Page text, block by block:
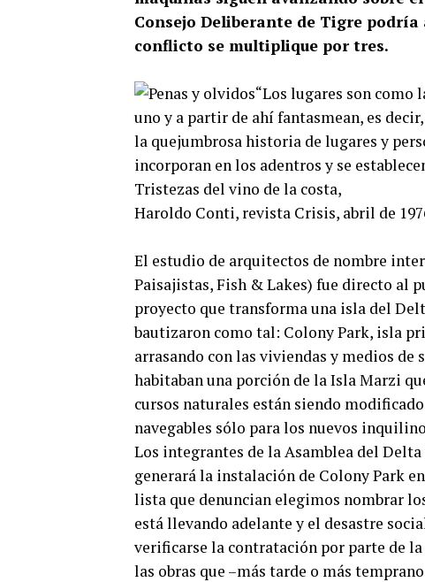
Consejo Deliberante de Tigre
conflicto se multiplique por tres.
“Los lugares son como
uno y a partir de ahí fantasmean, es
la quejumbrosa historia de lugares y
incorporan en los adentros y se
Tristezas del vino de la costa,
Haroldo Conti, revista Crisis, abril de
El estudio de arquitectos de nombre
Paisajistas, Fish & Lakes) fue directo al
proyecto que transforma una isla del
bautizaron como tal: Colony Park, isla
arrasando con las viviendas y medios de
habitaban una porción de la Isla Marzi
cursos naturales están siendo
navegables sólo para los nuevos
Los integrantes de la Asamblea del
generará la instalación de Colony Park
lista que denuncian elegimos nombrar
está llevando adelante y el desastre
verificarse la contratación por parte de
las obras que –más tarde o más